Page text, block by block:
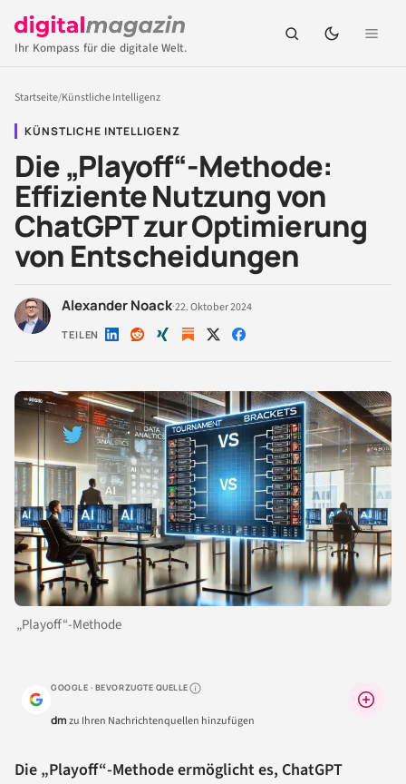
Ihr Kompass für die digitale Welt.
Startseite/Künstliche Intelligenz
KÜNSTLICHE INTELLIGENZ
Die „Playoff“-Methode:
Effiziente Nutzung von
ChatGPT zur Optimierung
von Entscheidungen
Alexander Noack·22. Oktober 2024
TEILEN Auf Auf Auf Auf Auf
„Playoff“-Methode
GOOGLE · BEVORZUGTE QUELLEWarum lohnt sich das?
dmzu Ihren Nachrichtenquellen hinzufügen
Die „Playoff“-Methode ermöglicht es, ChatGPT